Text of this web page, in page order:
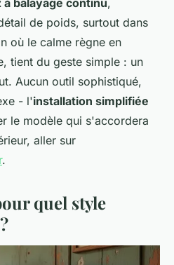
balayage continu,
de poids, surtout dans
où le calme règne en
tient du geste simple : un
Aucun outil sophistiqué,
- l'installation simplifiée
le modèle qui s'accordera
aller sur
.
quel style